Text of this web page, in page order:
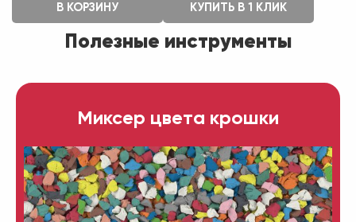
В КОРЗИНУ КУПИТЬ В 1 КЛИК
Полезные инструменты
Миксер цвета крошки